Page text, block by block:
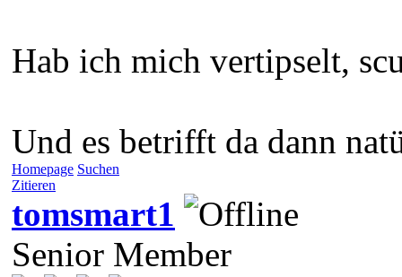
Hab ich mich vertipselt,
Und es betrifft da dann
Homepage Suchen
Zitieren
tomsmart1
Senior Member